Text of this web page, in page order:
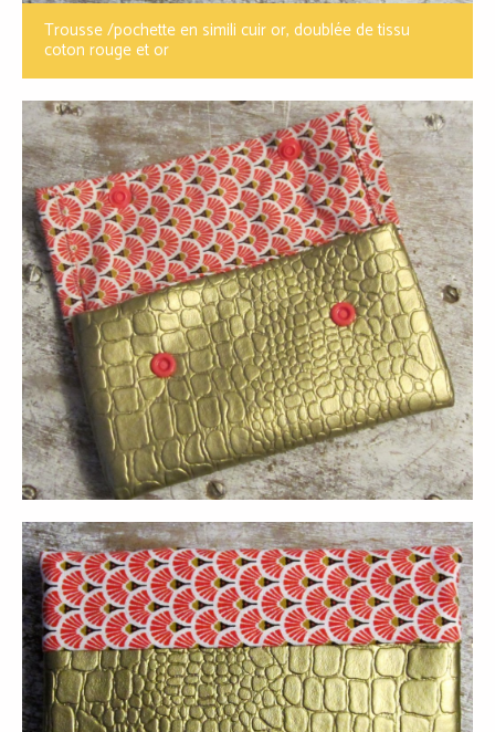
Trousse /pochette en simili cuir or, doublée de tissu
coton rouge et or